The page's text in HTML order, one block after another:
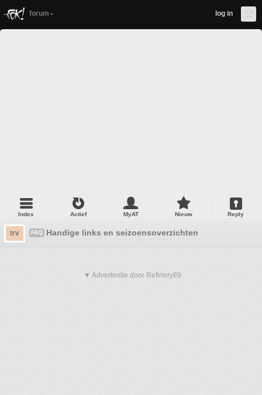
forum log in
Index Actief MyAT Nieuw Reply
trv FAQ Handige links en seizoensoverzichten
▼ Advertentie door Refinery89